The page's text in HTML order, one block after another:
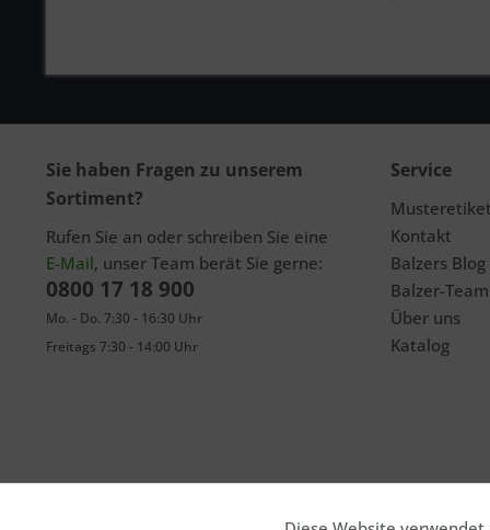
Sie haben Fragen zu unserem
Sortiment?
Rufen Sie an oder schreiben Sie eine
E-Mail, unser Team berät Sie gerne:
0800 17 18 900
Mo. - Do. 7:30 - 16:30 Uhr
Freitags 7:30 - 14:00 Uhr
Service
Kontakt
Balzers Blog
Balzer-Team
Über uns
Katalog